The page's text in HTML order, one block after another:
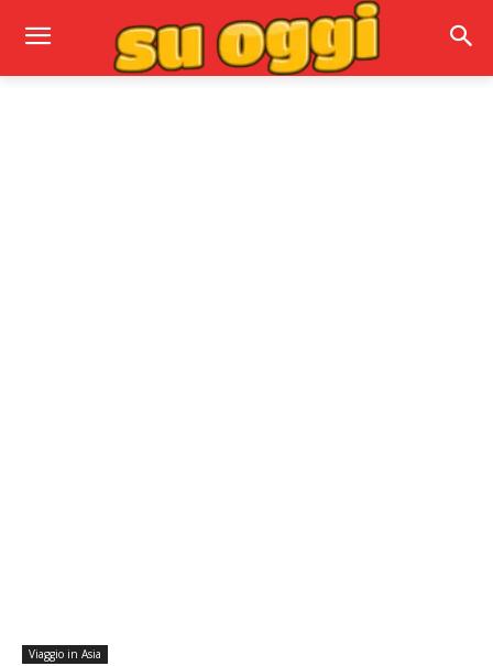
Viaggio in Asia